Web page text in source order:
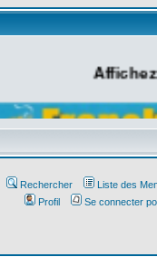
Rechercher
Liste des
Profil
Se connecter